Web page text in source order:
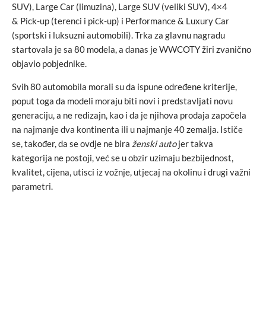
SUV), Large Car (limuzina), Large SUV (veliki SUV), 4×4
& Pick-up (terenci i pick-up) i Performance & Luxury Car
(sportski i luksuzni automobili). Trka za glavnu nagradu
startovala je sa 80 modela, a danas je WWCOTY žiri zvanično
objavio pobjednike.
Svih 80 automobila morali su da ispune određene kriterije,
poput toga da modeli moraju biti novi i predstavljati novu
generaciju, a ne redizajn, kao i da je njihova prodaja započela
na najmanje dva kontinenta ili u najmanje 40 zemalja. Ističe
se, također, da se ovdje ne bira ženski autojer takva
kategorija ne postoji, već se u obzir uzimaju bezbijednost,
kvalitet, cijena, utisci iz vožnje, utjecaj na okolinu i drugi važni
parametri.